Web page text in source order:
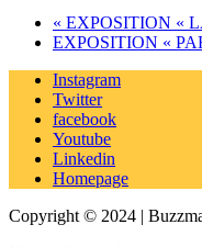
« EXPOSITION «
EXPOSITION «
Instagram
Twitter
facebook
Youtube
Linkedin
Homepage
Copyright © 2024 |